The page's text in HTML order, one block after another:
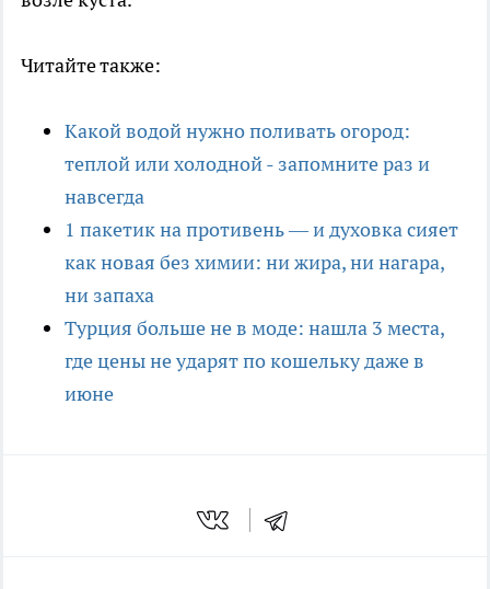
Читайте также:
Какой водой нужно поливать огород:
теплой или холодной - запомните раз и
навсегда
1 пакетик на противень — и духовка сияет
как новая без химии: ни жира, ни нагара,
ни запаха
Турция больше не в моде: нашла 3 места,
где цены не ударят по кошельку даже в
июне